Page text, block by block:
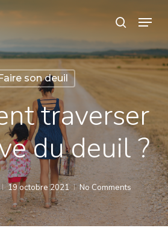
search
Menu
son deuil
traverser
du deuil ?
19 octobre 2021 No Comments
Menu